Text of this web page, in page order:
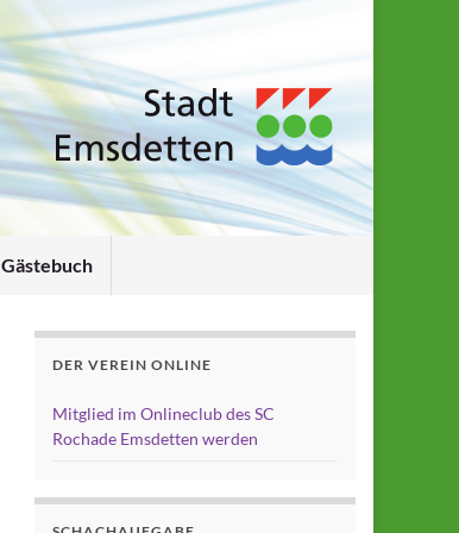
Gästebuch
DER VEREIN ONLINE
Mitglied im Onlineclub des SC
Rochade Emsdetten werden